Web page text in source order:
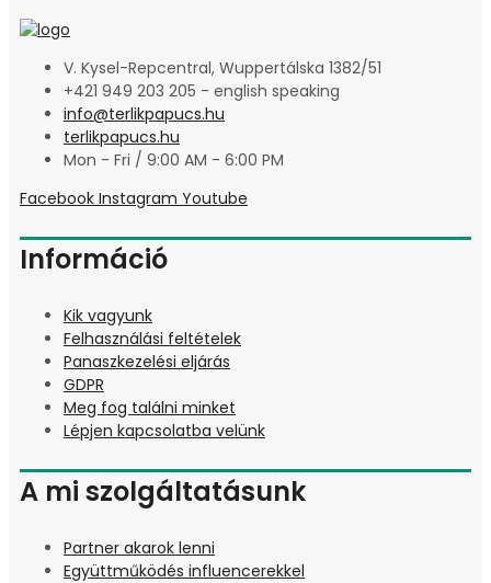
V. Kysel-Repcentral, Wuppertálska 1382/51
+421 949 203 205 - english speaking
info@terlikpapucs.hu
terlikpapucs.hu
Mon - Fri / 9:00 AM - 6:00 PM
Facebook Instagram Youtube
Információ
Kik vagyunk
Felhasználási feltételek
Panaszkezelési eljárás
GDPR
Meg fog találni minket
Lépjen kapcsolatba velünk
A mi szolgáltatásunk
Partner akarok lenni
Együttműködés influencerekkel